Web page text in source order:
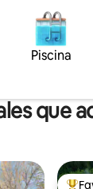
wifi y
Piscina
que